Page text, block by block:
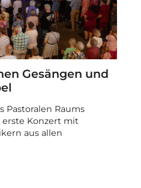
Gesängen und
Pastoralen Raums
Konzert mit
aus allen